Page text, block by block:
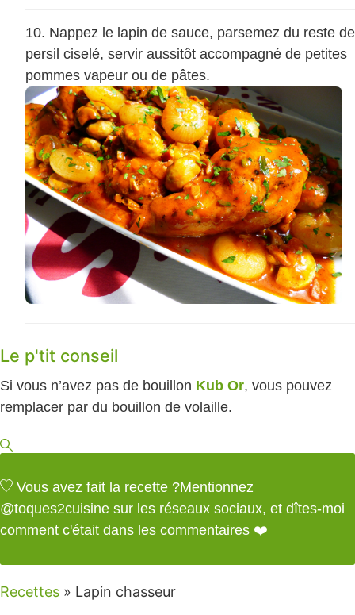
Nappez le lapin de sauce, parsemez du reste de
persil ciselé, servir aussitôt accompagné de petites
pommes vapeur ou de pâtes.
Le p'tit conseil
Si vous n’avez pas de bouillon Kub Or, vous pouvez
remplacer par du bouillon de volaille.
Vous avez fait la recette ?Mentionnez
@toques2cuisine sur les réseaux sociaux, et dîtes-moi
comment c'était dans les commentaires ❤️
Recettes » Lapin chasseur